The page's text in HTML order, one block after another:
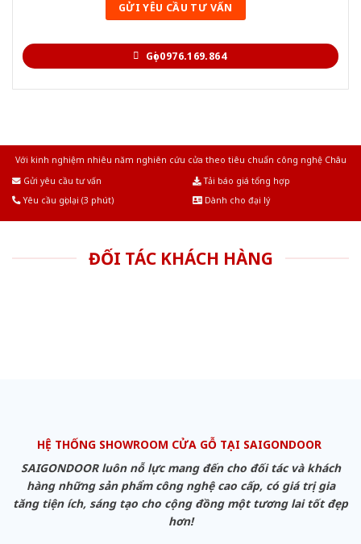
Gọi 0976.169.864
Với kinh nghiệm nhiêu năm nghiên cứu cửa theo tiêu chuẩn công nghệ Châu
Gửi yêu cầu tư vấn
Tải báo giá tổng hợp
Yêu cầu gọi lại (3 phút)
Dành cho đại lý
ĐỐI TÁC KHÁCH HÀNG
HỆ THỐNG SHOWROOM CỬA GỖ TẠI SAIGONDOOR
SAIGONDOOR luôn nỗ lực mang đến cho đối tác và khách
hàng những sản phẩm công nghệ cao cấp, có giá trị gia
tăng tiện ích, sáng tạo cho cộng đồng một tương lai tốt đẹp
hơn!